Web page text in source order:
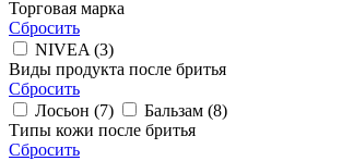
Торговая марка
Сбросить
NIVEA (3)
Виды продукта после бритья
Сбросить
Лосьон (7) Бальзам (8)
Типы кожи после бритья
Сбросить